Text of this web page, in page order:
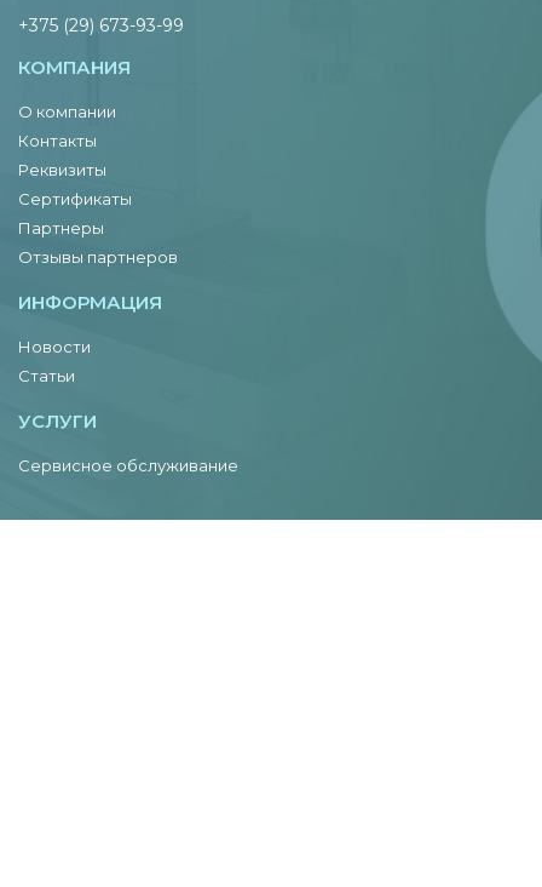
+375 (29) 673-93-99
КОМПАНИЯ
О компании
Контакты
Реквизиты
Сертификаты
Партнеры
Отзывы партнеров
ИНФОРМАЦИЯ
Новости
Статьи
УСЛУГИ
Сервисное обслуживание